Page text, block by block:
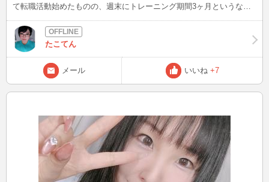
て転職活動始めたものの、週末にトレーニング期間3ヶ月というなの
の為祝日でお休みでしたのと、オーロラ絶好調らしく少し車で走って
ばっちり観れました！ 今までで一番良いのでお裾分けさせてくださ
い チャットはまちまちになりますが、土日の昼過ぎからだと待合せ
はいつでもお待ちしておりまーす♡よろしくお願いします
たこてん
メール いいね +7